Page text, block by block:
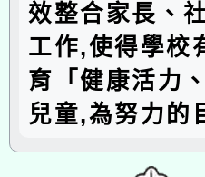
效整合家長、
工作,使得學校
育「健康活力
兒童,為努力的